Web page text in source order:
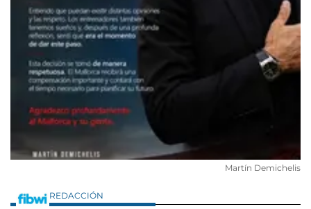
Martín Demichelis
REDACCIÓN